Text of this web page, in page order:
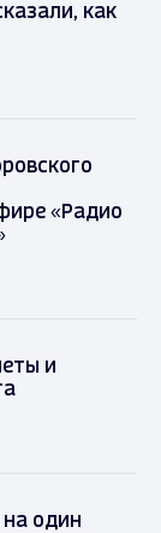
как
«Радио
и
один